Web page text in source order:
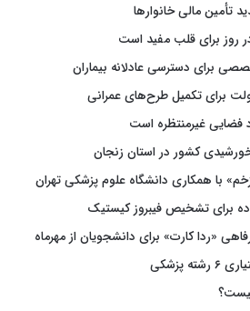
تأمین مالی خانوارها
روز برای قلب مفید است
برای دسترسی عادلانه بیماران
برای تکمیل طرح‌های عمرانی
فضایی غیرمنتظره است
کشور در استان زنجان
با همکاری دانشگاه علوم پزشکی تهران
برای تشخیص فیبروز کیستیک
«ردا کارت» برای دانشجویان از مهرماه
پزشکی